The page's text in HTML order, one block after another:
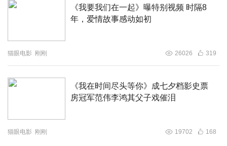
《我要我们在一起》曝特别视频 时隔8
年，爱情故事感动如初
猫眼电影 刚刚 26026 319
《我在时间尽头等你》成七夕档影史票
房冠军范伟李鸿其父子戏催泪
猫眼电影 刚刚 19702 168